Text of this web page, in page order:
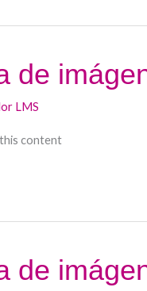
de
LMS
content
de